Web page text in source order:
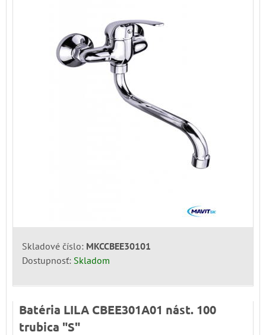
Skladové číslo: MKCCBEE30101
Dostupnosť: Skladom
Batéria LILA CBEE301A01 nást. 100
trubica "S"